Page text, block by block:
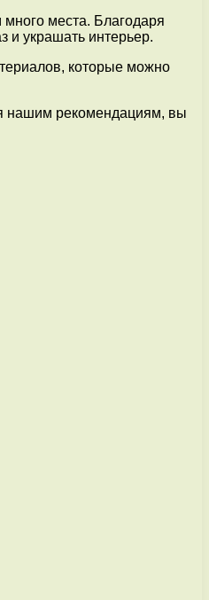
места. Благодаря
и украшать интерьер.
которые можно
нашим рекомендациям, вы